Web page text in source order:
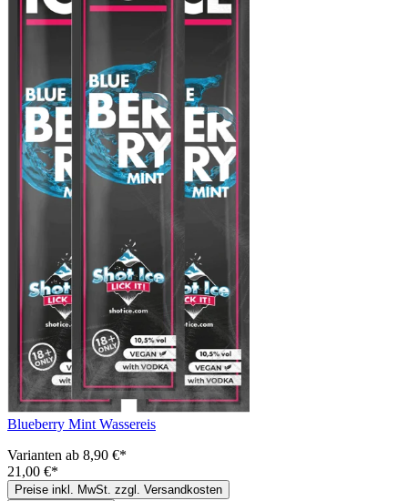
Blueberry Mint Wassereis
Varianten ab 8,90 €*
21,00 €*
Preise inkl. MwSt. zzgl. Versandkosten